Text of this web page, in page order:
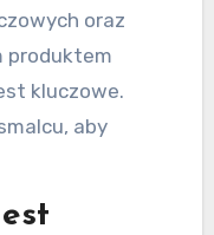
oraz
produktem
kluczowe.
aby